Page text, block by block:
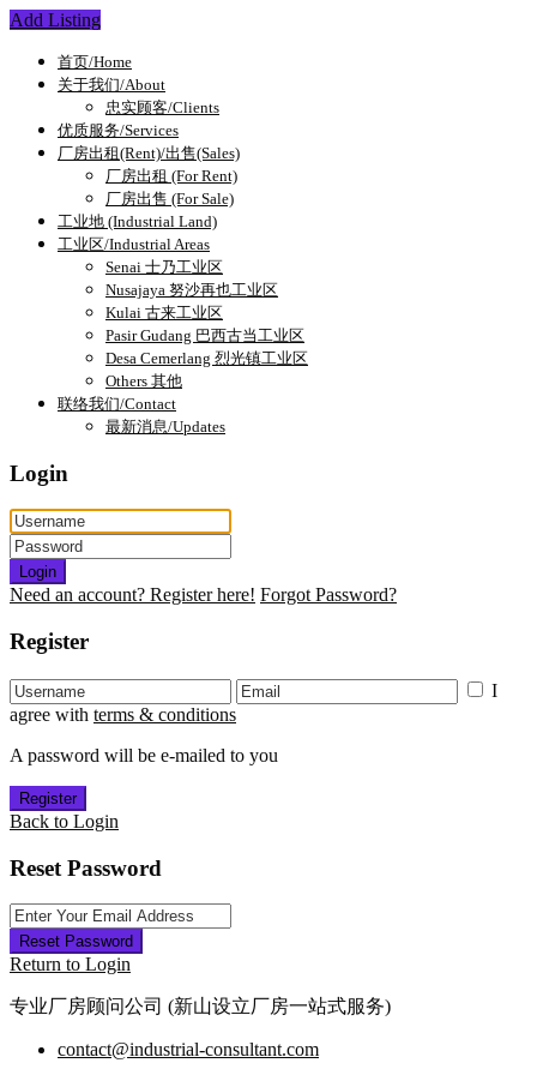
Add Listing
首页/Home
关于我们/About
忠实顾客/Clients
优质服务/Services
厂房出租(Rent)/出售(Sales)
厂房出租 (For Rent)
厂房出售 (For Sale)
工业地 (Industrial Land)
工业区/Industrial Areas
Senai 士乃工业区
Nusajaya 努沙再也工业区
Kulai 古来工业区
Pasir Gudang 巴西古当工业区
Desa Cemerlang 烈光镇工业区
Others 其他
联络我们/Contact
最新消息/Updates
Login
Login
Need an account? Register here! Forgot Password?
Register
I
agree with terms & conditions
A password will be e-mailed to you
Register
Back to Login
Reset Password
Reset Password
Return to Login
专业厂房顾问公司 (新山设立厂房一站式服务)
contact@industrial-consultant.com